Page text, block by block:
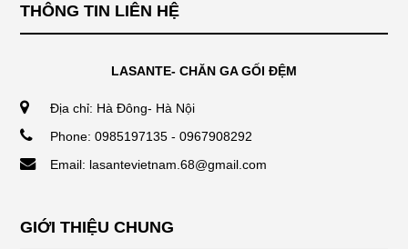
THÔNG TIN LIÊN HỆ
LASANTE- CHĂN GA GỐI ĐỆM
Địa chỉ: Hà Đông- Hà Nội
Phone: 0985197135 - 0967908292
Email: lasantevietnam.68@gmail.com
GIỚI THIỆU CHUNG